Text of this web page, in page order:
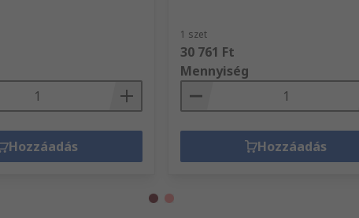
Hozzáadás
1 szet
30 761 Ft
Mennyiség
Hozzáadás